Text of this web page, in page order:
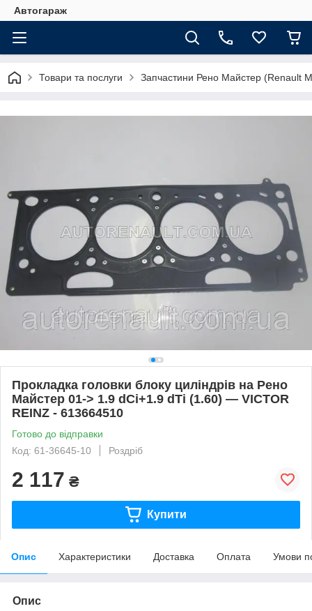
Автогараж
Товари та послуги Запчастини Рено Майстер (Renault
Прокладка головки блоку циліндрів на Рено
Майстер 01-> 1.9 dCi+1.9 dTi (1.60) — VICTOR
REINZ - 613664510
Готово до відправки
Код: 61-36645-10
Роздріб
2 117 ₴
Купити
Опис Характеристики Доставка Оплата Умови
Опис